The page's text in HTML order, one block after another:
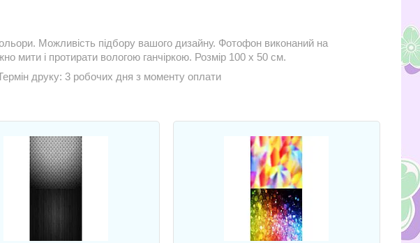
Можливість підбору вашого дизайну. Фотофон виконаний на
мити і протирати вологою ганчіркою. Розмір 100 х 50 см.
друку: 3 робочих дня з моменту оплати